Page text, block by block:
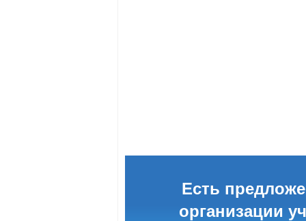
Есть
организации